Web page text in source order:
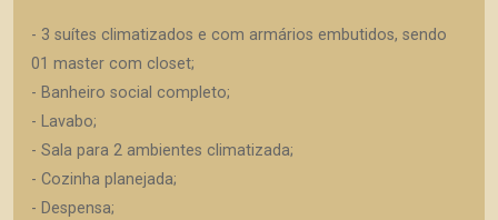
- 3 suítes climatizados e com armários embutidos, sendo
01 master com closet;
- Banheiro social completo;
- Lavabo;
- Sala para 2 ambientes climatizada;
- Cozinha planejada;
- Despensa;